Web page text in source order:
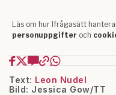
Text: Leon Nudel
Bild: Jessica Gow/TT